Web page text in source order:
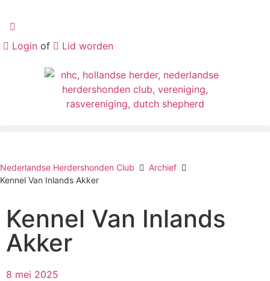
Login of Lid worden
Nederlandse Herdershonden Club
Archief
Kennel Van Inlands Akker
Kennel Van Inlands
Akker
8 mei 2025